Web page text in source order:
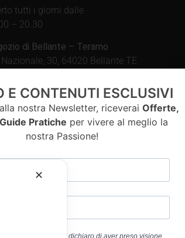
tutti i giorni dalle
– 20.30
di Bellante – Teramo
30, 64020 Bellante TE
– 13.00 / 15.30 – 19.30
✕
E CONTENUTI ESCLUSIVI
nostra Newsletter, riceverai Offerte,
Guide Pratiche per vivere al meglio la
nostra Passione!
“ISCRIVITI” dichiaro di aver preso visione